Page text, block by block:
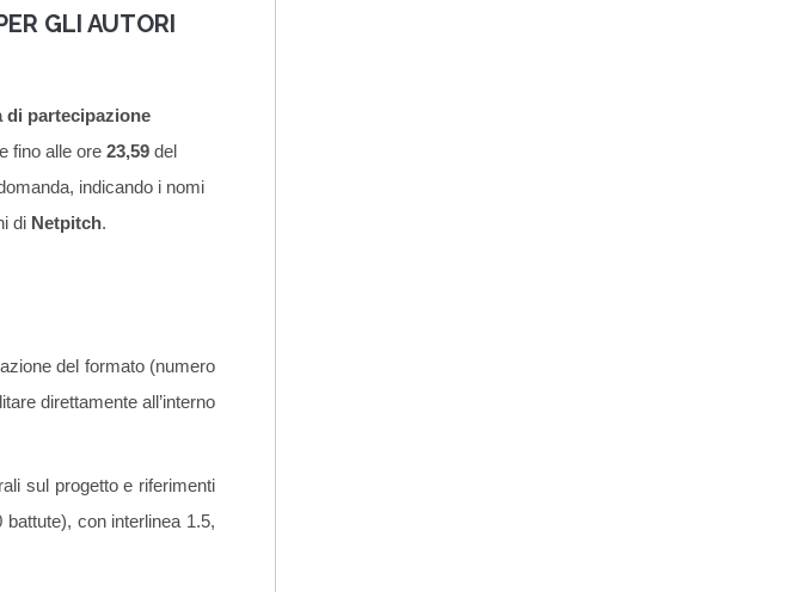
GLI AUTORI
di partecipazione
e fino alle ore 23,59 del
indicando i nomi
di Netpitch.
del formato (numero
direttamente all’interno
sul progetto e riferimenti
con interlinea 1.5,